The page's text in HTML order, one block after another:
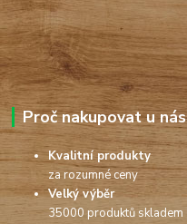
Proč nakupovat u nás
Kvalitní produkty
za rozumné ceny
Velký výběr
35000 produktů skladem